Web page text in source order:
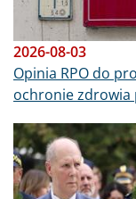
2026-08-03
Opinia RPO do
ochronie zdrowia
Obraz